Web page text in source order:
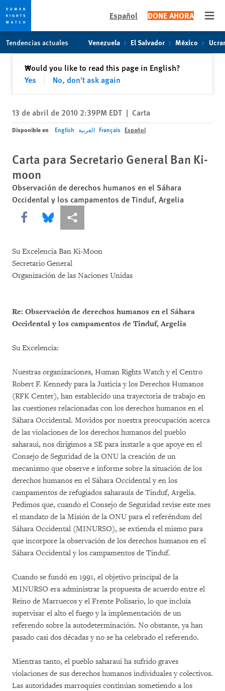
content
Español DONE AHORA
Tendencias actuales Venezuela El Salvador México
Would you like to read this page in English?
Yes
No, don't ask again
✕Cerrar
13 de abril de 2010 2:39PM EDT | Carta
Disponible en English العربية Français Español
Carta para Secretario General Ban Ki-
moon
Observación de derechos humanos en el Sáhara
Occidental y los campamentos de Tinduf, Argelia
Share this via Facebook
Share this via Bluesky
Share this via Compartir
Su Excelencia Ban Ki-Moon
Secretario General
Organización de las Naciones Unidas
Re: Observación de derechos humanos en el Sáhara
Occidental y los campamentos de Tinduf, Argelia
Su Excelencia:
Nuestras organizaciones, Human Rights Watch y el Centro
Robert F. Kennedy para la Justicia y los Derechos Humanos
(RFK Center), han establecido una trayectoria de trabajo en
las cuestiones relacionadas con los derechos humanos en el
Sáhara Occidental. Movidos por nuestra preocupación acerca
de las violaciones de los derechos humanos del pueblo
saharaui, nos dirigimos a SE para instarle a que apoye en el
Consejo de Seguridad de la ONU la creación de un
mecanismo que observe e informe sobre la situación de los
derechos humanos en el Sáhara Occidental y en los
campamentos de refugiados saharauis de Tinduf, Argelia.
Pedimos que, cuando el Consejo de Seguridad revise este mes
el mandato de la Misión de la ONU para el referéndum del
Sáhara Occidental (MINURSO), se extienda el mismo para
que incorpore la observación de los derechos humanos en el
Sáhara Occidental y los campamentos de Tinduf.
Cuando se fundó en 1991, el objetivo principal de la
MINURSO era administrar la propuesta de acuerdo entre el
Reino de Marruecos y el Frente Polisario, lo que incluía
supervisar el alto el fuego y la implementación de un
referendo sobre la autodeterminación. No obstante, ya han
pasado casi dos décadas y no se ha celebrado el referendo.
Mientras tanto, el pueblo saharaui ha sufrido graves
violaciones de sus derechos humanos individuales y colectivos.
Las autoridades marroquíes continúan sometiendo a los